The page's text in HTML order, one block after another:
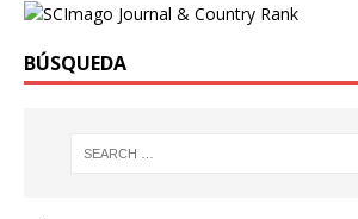
BÚSQUEDA